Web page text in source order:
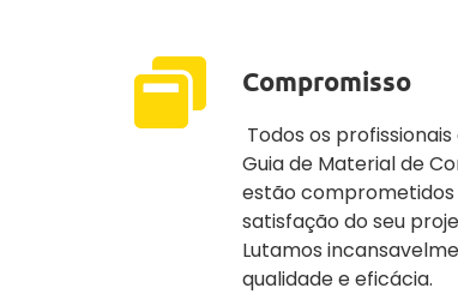
Compromisso
Todos os profissionais
Guia de Material de
estão
satisfação do seu
Lutamos
qualidade e eficácia.